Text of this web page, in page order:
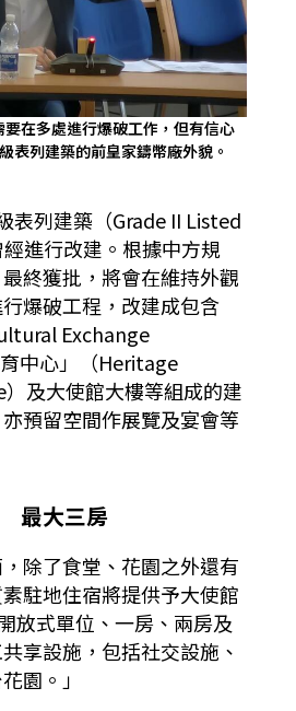
在多處進行爆破工作，但有信心
表列建築的前皇家鑄幣廠外貌。
表列建築（Grade II Listed
進行改建。根據中方規
終獲批，將會在維持外觀
爆破工程，改建成包含
Exchange
中心」（Heritage
及大使館大樓等組成的建
預留空間作展覽及宴會等
最大三房
除了食堂、花園之外還有
駐地住宿將提供予大使館
放式單位、一房、兩房及
享設施，包括社交設施、
園。」